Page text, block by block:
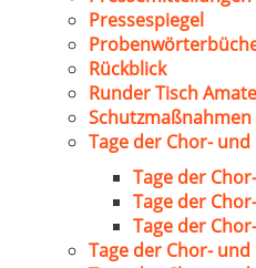
Pressespiegel
Rückblick
Runder Tisch
Schutzmaßnahmen
Tage der Chor-
Tage der
Tage der
Tage der
Tage der Chor-